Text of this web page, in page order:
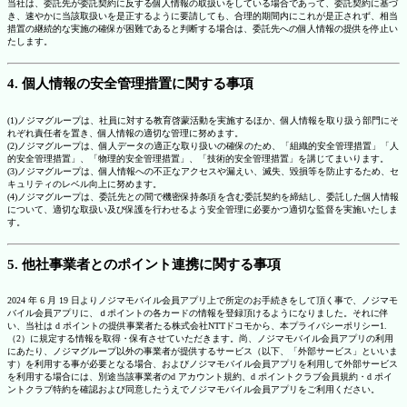
当社は、委託先が委託契約に反する個人情報の取扱いをしている場合であって、委託契約に基づ
き、速やかに当該取扱いを是正するように要請しても、合理的期間内にこれが是正されず、相当
措置の継続的な実施の確保が困難であると判断する場合は、委託先への個人情報の提供を停止い
たします。
4. 個人情報の安全管理措置に関する事項
(1)ノジマグループは、社員に対する教育啓蒙活動を実施するほか、個人情報を取り扱う部門にそ
れぞれ責任者を置き、個人情報の適切な管理に努めます。
(2)ノジマグループは、個人データの適正な取り扱いの確保のため、「組織的安全管理措置」「人
的安全管理措置」、「物理的安全管理措置」、「技術的安全管理措置」を講じてまいります。
(3)ノジマグループは、個人情報への不正なアクセスや漏えい、滅失、毀損等を防止するため、セ
キュリティのレベル向上に努めます。
(4)ノジマグループは、委託先との間で機密保持条項を含む委託契約を締結し、委託した個人情報
について、適切な取扱い及び保護を行わせるよう安全管理に必要かつ適切な監督を実施いたしま
す。
5. 他社事業者とのポイント連携に関する事項
2024 年 6 月 19 日よりノジマモバイル会員アプリ上で所定のお手続きをして頂く事で、ノジマモ
バイル会員アプリに、ｄポイントの各カードの情報を登録頂けるようになりました。それに伴
い、当社は d ポイントの提供事業者たる株式会社NTTドコモから、本プライバシーポリシー1.
（2）に規定する情報を取得・保有させていただきます。尚、ノジマモバイル会員アプリの利用
にあたり、ノジマグループ以外の事業者が提供するサービス（以下、「外部サービス」といいま
す）を利用する事が必要となる場合、およびノジマモバイル会員アプリを利用して外部サービス
を利用する場合には、別途当該事業者のd アカウント規約、d ポイントクラブ会員規約・d ポイ
ントクラブ特約を確認および同意したうえでノジマモバイル会員アプリをご利用ください。